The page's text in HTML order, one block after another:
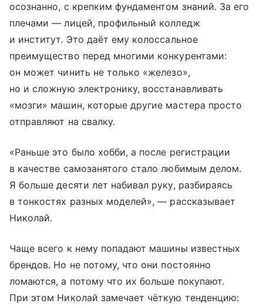
осознанно, с крепким фундаментом знаний. За его
плечами — лицей, профильный колледж
и институт. Это даёт ему колоссальное
преимущество перед многими конкурентами:
он может чинить не только «железо»,
но и сложную электронику, восстанавливать
«мозги» машин, которые другие мастера прос­то
отправляют на свалку.
«Раньше это было хобби, а после регистрации
в качестве самозанятого стало любимым делом.
Я больше десяти лет набивал руку, разбираясь
в тонкостях разных моделей», — рассказывает
Николай.
Чаще всего к нему попадают машины известных
брендов. Но не потому, что они постоянно
ломаются, а потому что их больше покупают.
При этом Николай замечает чёткую тенденцию: